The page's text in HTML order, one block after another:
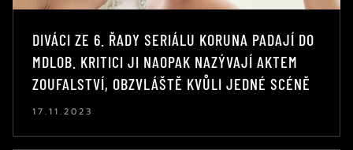
DIVÁCI ZE 6. ŘADY SERIÁLU KORUNA PADAJÍ DO
MDLOB. KRITICI JI NAOPAK NAZÝVAJÍ AKTEM
ZOUFALSTVÍ, OBZVLÁŠTĚ KVŮLI JEDNÉ SCÉNĚ
17.11.2023